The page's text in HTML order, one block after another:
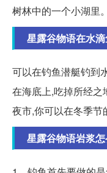
树林中的一个小湖里
星露谷物语在水
可以在钓鱼潜艇钓到
在海底上,吃掉所经
夜市,你可以在冬季节
星露谷物语岩浆